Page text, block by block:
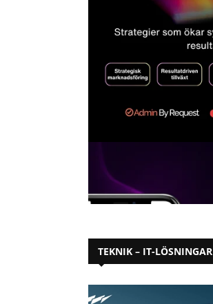
TEKNIK – IT-LÖSNINGAR